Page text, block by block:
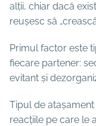
alții, chiar dacă
reușesc să
Primul factor este
fiecare partener:
evitant și
Tipul de
reacțiile pe care le